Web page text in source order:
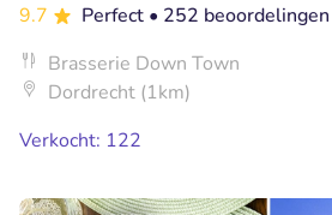
9.7
Perfect • 252 beoordelingen
Brasserie Down Town
Dordrecht (1km)
Verkocht: 122